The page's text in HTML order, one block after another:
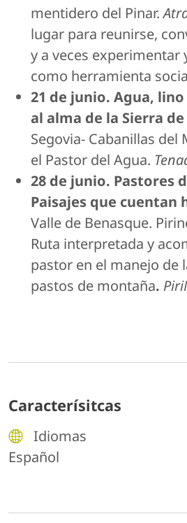
mentidero del Pinar.
lugar para reunirse,
y a veces experimentar
como herramienta
21 de junio. Agua,
al alma de la Sierra
Segovia- Cabanillas del
el Pastor del Agua.
28 de junio. Pastores
Paisajes que cuentan
Valle de Benasque.
Ruta interpretada y
pastor en el manejo de
pastos de montaña.
Caracterísitcas
Idiomas
Español